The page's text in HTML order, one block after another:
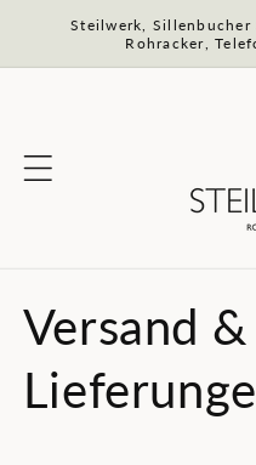
zum
Steilwerk,
Rohracker,
Versand &